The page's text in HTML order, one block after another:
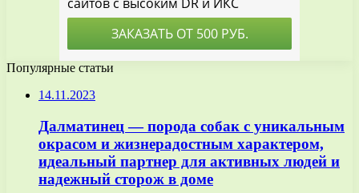
Популярные статьи
14.11.2023
Далматинец — порода собак с уникальным
окрасом и жизнерадостным характером,
идеальный партнер для активных людей и
надежный сторож в доме